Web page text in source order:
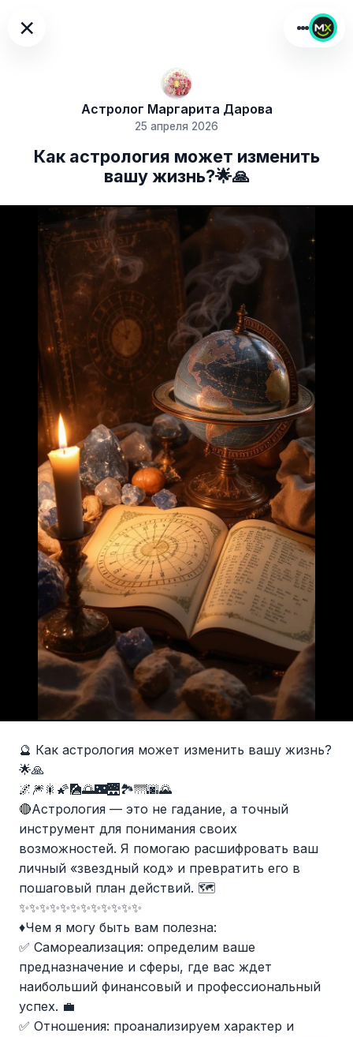
×
Астролог Маргарита Дарова
25 апреля 2026
Как астрология может изменить
вашу жизнь?🌟🙏
🔮 Как астрология может изменить вашу жизнь?
🌟🙏
🌌🎆🎇🌠🎑🌅🌃🌉🏞️🌁🌆🌄
🔴Астрология — это не гадание, а точный
инструмент для понимания своих
возможностей. Я помогаю расшифровать ваш
личный «звездный код» и превратить его в
пошаговый план действий. 🗺️
✨✨✨✨✨✨✨✨✨✨✨✨
♦️Чем я могу быть вам полезна:
✅ Самореализация: определим ваше
предназначение и сферы, где вас ждет
наибольший финансовый и профессиональный
успех. 💼
✅ Отношения: проанализируем характер и